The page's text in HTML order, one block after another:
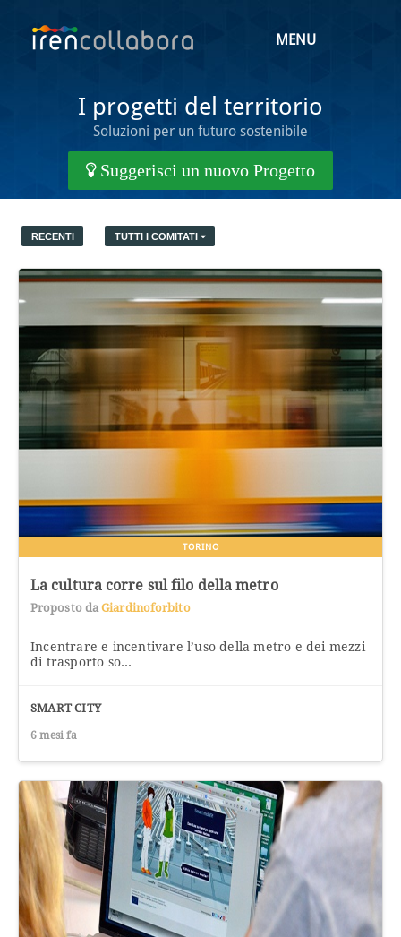
MENU
I progetti del territorio
Soluzioni per un futuro sostenibile
Suggerisci un nuovo Progetto
RECENTI TUTTI I COMITATI
TORINO
La cultura corre sul filo della metro
Proposto da Giardinoforbito
Incentrare e incentivare l’uso della metro e dei mezzi
di trasporto so...
SMART CITY
6 mesi fa